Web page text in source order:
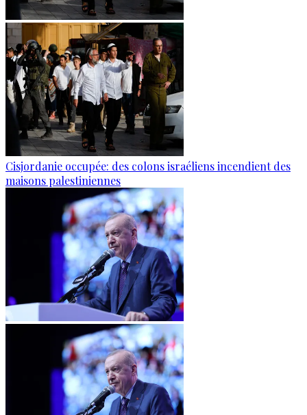
Cisjordanie occupée: des colons israéliens incendient des
maisons palestiniennes